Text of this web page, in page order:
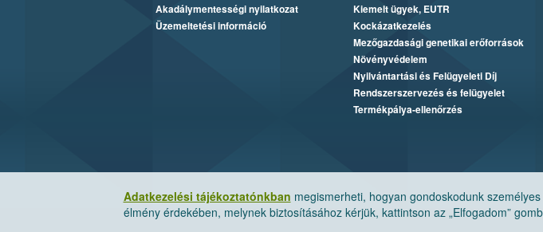
Adatkezelési tájékoztatónkban megismerheti, hogyan gondoskodunk
élmény érdekében, melynek biztosításához kérjük, kattintson az „Elfogadom”
Akadálymentességi nyilatkozat
Üzemeltetési információ
Kiemelt ügyek, EUTR
Kockázatkezelés
Mezőgazdasági genetikai erőforrások
Növényvédelem
Nyilvántartási és Felügyeleti Díj
Rendszerszervezés és felügyelet
Termékpálya-ellenőrzés